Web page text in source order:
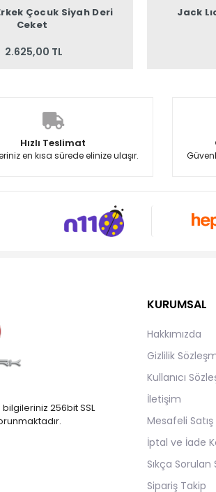
Çocuk Siyah Deri
Ceket
2.625,00 TL
Jack
Hızlı Teslimat
en kısa sürede elinize ulaşır.
256bit SSL
KURUMSAL
Hakkımızda
Gizlilik
Kullanıcı
İletişim
Mesafeli
İptal ve İade
Sıkça Sorulan
Sipariş Takip